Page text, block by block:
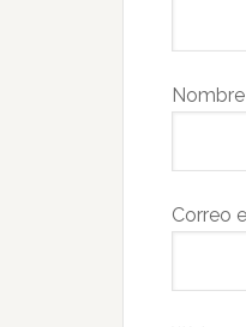
Nombre
Correo